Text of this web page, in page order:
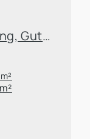
EXKLUSIV: Top Ausstattung, Gute Lage und halber Steuersatz! Mieten Sie ihr neues Büro in Leverkusen!